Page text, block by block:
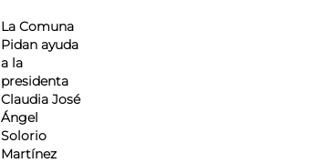
La Comuna
Pidan ayuda
a la
presidenta
Claudia José
Ángel
Solorio
Martínez